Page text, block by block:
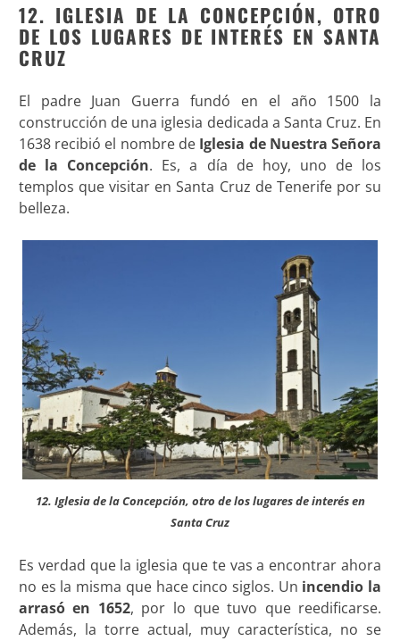
12. IGLESIA DE LA CONCEPCIÓN, OTRO
DE LOS LUGARES DE INTERÉS EN SANTA
CRUZ
El padre Juan Guerra fundó en el año 1500 la
construcción de una iglesia dedicada a Santa Cruz. En
1638 recibió el nombre de Iglesia de Nuestra Señora
de la Concepción. Es, a día de hoy, uno de los
templos que visitar en Santa Cruz de Tenerife por su
belleza.
12. Iglesia de la Concepción, otro de los lugares de interés en
Santa Cruz
Es verdad que la iglesia que te vas a encontrar ahora
no es la misma que hace cinco siglos. Un incendio la
arrasó en 1652, por lo que tuvo que reedificarse.
Además, la torre actual, muy característica, no se